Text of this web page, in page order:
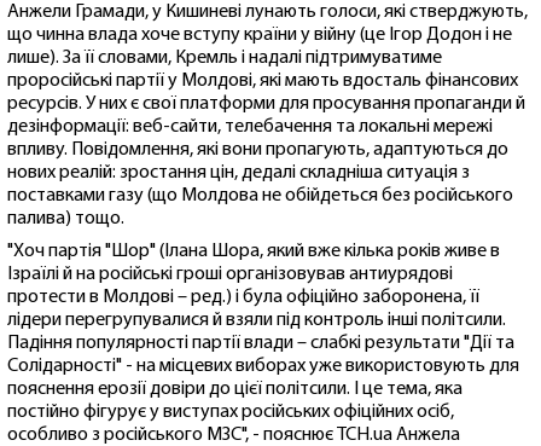
Анжели Грамади, у Кишиневі лунають голоси, які стверджують,
що чинна влада хоче вступу країни у війну (це Ігор Додон і не
лише). За її словами, Кремль і надалі підтримуватиме
проросійські партії у Молдові, які мають вдосталь фінансових
ресурсів. У них є свої платформи для просування пропаганди й
дезінформації: веб-сайти, телебачення та локальні мережі
впливу. Повідомлення, які вони пропагують, адаптуються до
нових реалій: зростання цін, дедалі складніша ситуація з
поставками газу (що Молдова не обійдеться без російського
палива) тощо.
"Хоч партія "Шор" (Ілана Шора, який вже кілька років живе в
Ізраїлі й на російські гроші організовував антиурядові
протести в Молдові – ред.) і була офіційно заборонена, її
лідери перегрупувалися й взяли під контроль інші політсили.
Падіння популярності партії влади – слабкі результати "Дії та
Солідарності" - на місцевих виборах уже використовують для
пояснення ерозії довіри до цієї політсили. І це тема, яка
постійно фігурує у виступах російських офіційних осіб,
особливо з російського МЗС", - пояснює ТСН.ua Анжела